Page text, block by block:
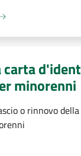
carta
minorenni
o rinnovo